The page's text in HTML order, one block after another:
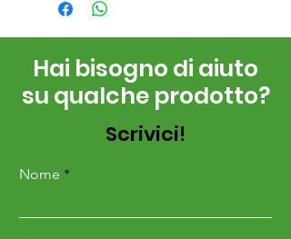
Hai bisogno di aiuto
su qualche prodotto?
Scrivici!
Nome